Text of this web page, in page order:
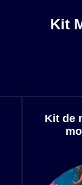
Kit
Kit de